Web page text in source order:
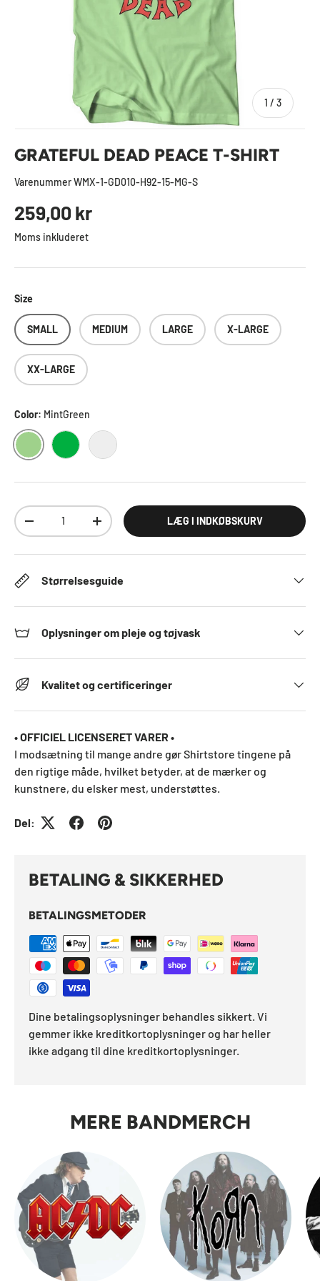
1 / af
3
GRATEFUL DEAD PEACE T-SHIRT
VarenummerWMX-1-GD010-H92-15-MG-S
Normal pris
259,00 kr
Moms inkluderet
Size
SMALL MEDIUM LARGE X-LARGE
XX-LARGE
Color: MintGreen
MINTGREENGREEN STORMGREY
Antal
DECREASE QUANTITYINCREASE QUANTITYLÆG I INDKØBSKURV
Størrelsesguide
Oplysninger om pleje og tøjvask
Kvalitet og certificeringer
• OFFICIEL LICENSERET VARER •
I modsætning til mange andre gør Shirtstore tingene på
den rigtige måde, hvilket betyder, at de mærker og
kunstnere, du elsker mest, understøttes.
Del:
BETALING & SIKKERHED
BETALINGSMETODER
Dine betalingsoplysninger behandles sikkert. Vi
gemmer ikke kreditkortoplysninger og har heller
ikke adgang til dine kreditkortoplysninger.
MERE BANDMERCH